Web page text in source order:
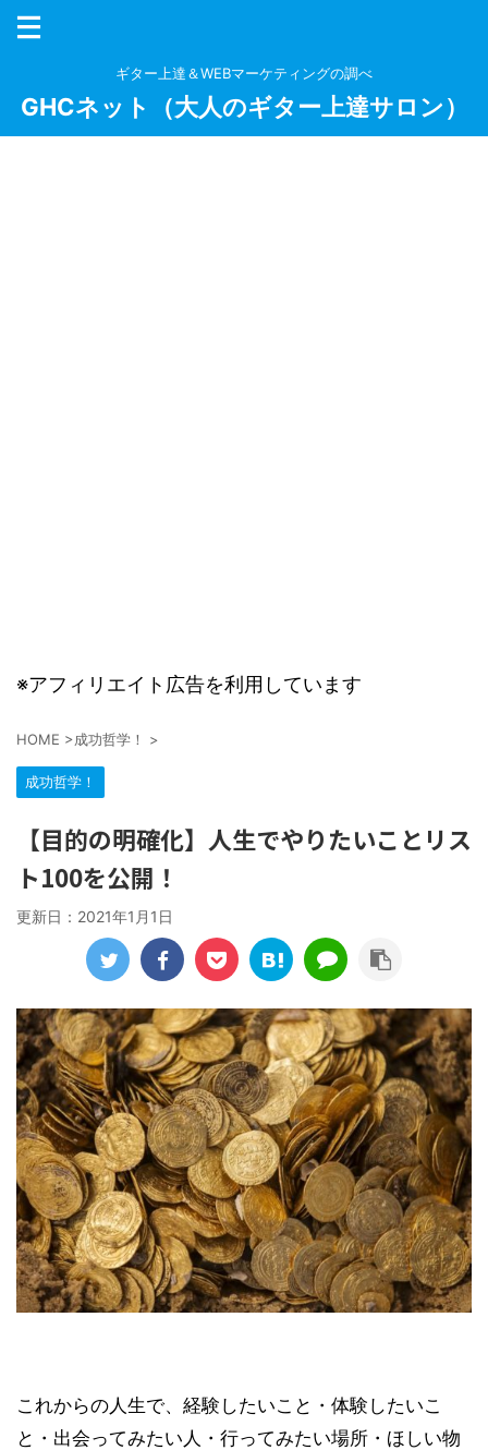
ギター上達＆WEBマーケティングの調べ
GHCネット（大人のギター上達サロン）
※アフィリエイト広告を利用しています
HOME >成功哲学！ >
成功哲学！
【目的の明確化】人生でやりたいことリス
ト100を公開！
更新日： 2021年1月1日
これからの人生で、経験したいこと・体験したいこ
と・出会ってみたい人・行ってみたい場所・ほしい物